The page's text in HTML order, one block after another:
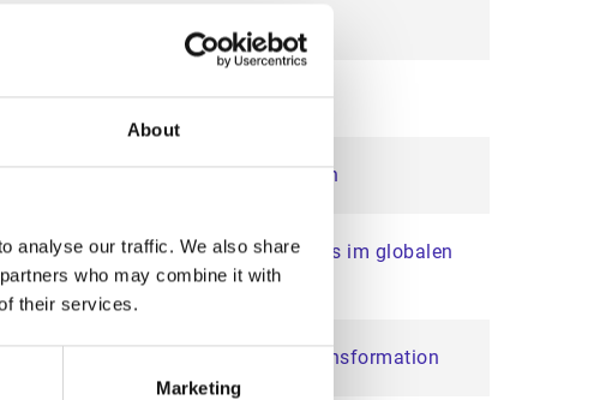
About
analyse our traffic. We also share
who may combine it with
their services.
Marketing
durch innovative Lösungen
und des Wachstums im globalen
und zur Stärkung der digitalen Transformation